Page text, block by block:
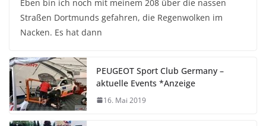
Eben bin ich noch mit meinem 208 über die nassen
Straßen Dortmunds gefahren, die Regenwolken im
Nacken. Es hat dann
PEUGEOT Sport Club Germany –
aktuelle Events *Anzeige
16. Mai 2019